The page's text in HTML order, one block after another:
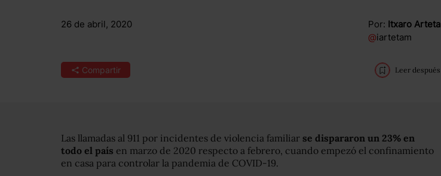
26 de abril, 2020 Por: Itxaro Arteta
@iartetam
Compartir Leer después
Las llamadas al 911 por incidentes de violencia familiar se dispararon un 23% en
todo el país en marzo de 2020 respecto a febrero, cuando empezó el confinamiento
en casa para controlar la pandemia de COVID-19.